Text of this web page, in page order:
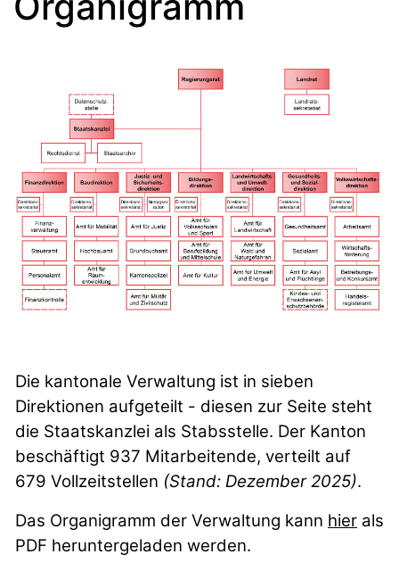
Die kantonale Verwaltung ist in sieben
Direktionen aufgeteilt - diesen zur Seite steht
die Staatskanzlei als Stabsstelle. Der Kanton
beschäftigt 937 Mitarbeitende, verteilt auf
679 Vollzeitstellen (Stand: Dezember 2025).
Das Organigramm der Verwaltung kann hier als
PDF heruntergeladen werden.